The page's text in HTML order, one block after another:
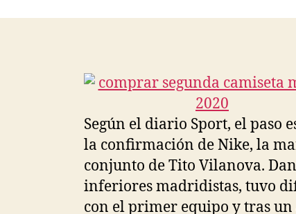
Según el diario Sport, el paso
la confirmación de Nike, la
conjunto de Tito Vilanova.
inferiores madridistas, tuvo
con el primer equipo y tras